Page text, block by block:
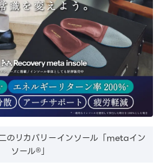
のリカバリーインソール「metaイン
ソール®」